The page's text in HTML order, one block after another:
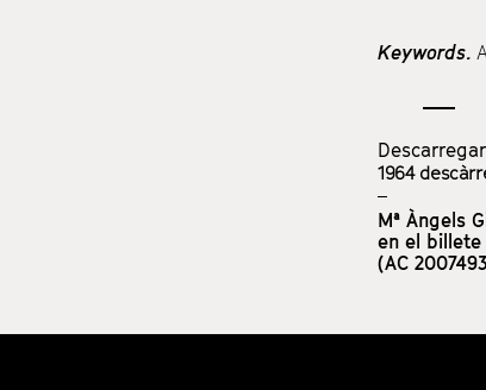
Keywords.
1964
Mª Àngels
en el billete
(AC